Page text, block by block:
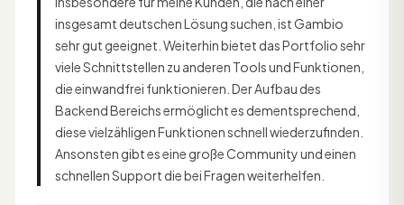
insgesamt deutschen Lösung suchen, ist Gambio
sehr gut geeignet. Weiterhin bietet das Portfolio sehr
viele Schnittstellen zu anderen Tools und Funktionen,
die einwandfrei funktionieren. Der Aufbau des
Backend Bereichs ermöglicht es dementsprechend,
diese vielzähligen Funktionen schnell wiederzufinden.
Ansonsten gibt es eine große Community und einen
schnellen Support die bei Fragen weiterhelfen.